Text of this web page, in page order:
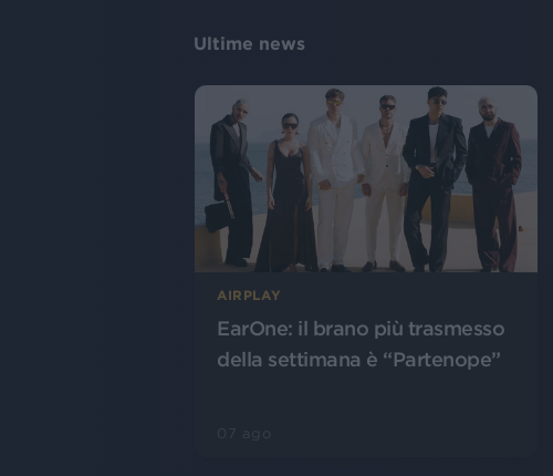
Ultime news
AIRPLAY
EarOne: il brano più trasmesso
della settimana è “Partenope”